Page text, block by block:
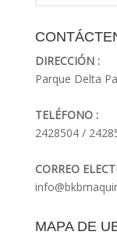
DIRECCIÓN :
Parque Delta
TELÉFONO :
2428504 /
CORREO
MAPA DE